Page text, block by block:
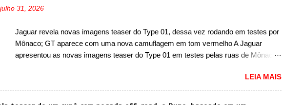
interior com a nova configuração. A principal mudança fica por conta da segunda fila
três lugares. Ao mesmo tempo, o SUV possui um assento do meio que pode
reclinar e nele existe dois espaços de recarga por indução para smartphones...
julho 31, 2026
Jaguar revela novas imagens teaser do Type 01, dessa vez rodando em testes por
Mônaco; GT aparece com uma nova camuflagem em tom vermelho A Jaguar
apresentou as novas imagens teaser do Type 01 em testes pelas ruas de Mônaco.
Fórmula E, como apoio a equipe da Jaguar na competição. O elétrico aproveitou
para passar por uma série de localidades da cidade-estado como a Sainte-Dévote,
Praça do Cassino e La Rascasse. Para ir a Mônaco, a marca inglesa apresentou
LEIA MAIS